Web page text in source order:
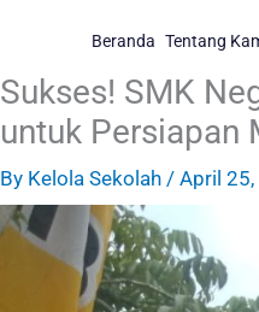
Beranda Tentang
Sukses! SMK
untuk Persiapan
By Kelola Sekolah / April